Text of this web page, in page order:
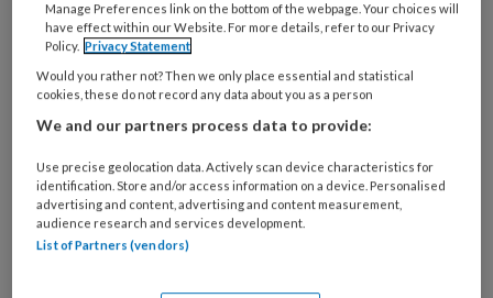
Kies
je
functie
Bij
welke
werk
je?
Untitled
Ontvang 2x per week de
KinderopvangTotaal nieuwsbrief
Manage Preferences link on the bottom of the webpage. Your choices will
have effect within our Website. For more details, refer to our Privacy
Policy. Privacy Statement
Would you rather not? Then we only place essential and statistical
cookies, these do not record any data about you as a person
We and our partners process data to provide:
Use precise geolocation data. Actively scan device characteristics for
identification. Store and/or access information on a device. Personalised
advertising and content, advertising and content measurement,
audience research and services development.
List of Partners (vendors)